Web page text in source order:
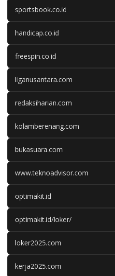
sportsbook.co.id
handicap.co.id
freespin.co.id
liganusantara.com
redaksiharian.com
kolamberenang.com
bukasuara.com
www.teknoadvisor.com
optimakit.id
optimakit.id/loker/
loker2025.com
kerja2025.com